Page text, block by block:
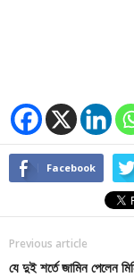
Facebook
Previous article
যে দুই শর্তে জামিন পেলেন